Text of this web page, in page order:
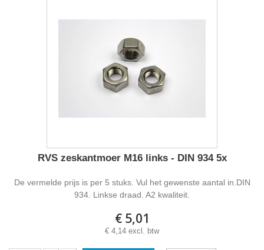
RVS zeskantmoer M16 links - DIN 934 5x
De vermelde prijs is per 5 stuks. Vul het gewenste aantal in.DIN
934. Linkse draad. A2 kwaliteit.
€ 5,01
€ 4,14 excl. btw